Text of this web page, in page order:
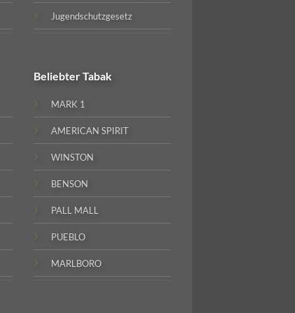
Jugendschutzgesetz
BeliebterTabak
MARK 1
AMERICAN SPIRIT
WINSTON
BENSON
PALL MALL
PUEBLO
MARLBORO